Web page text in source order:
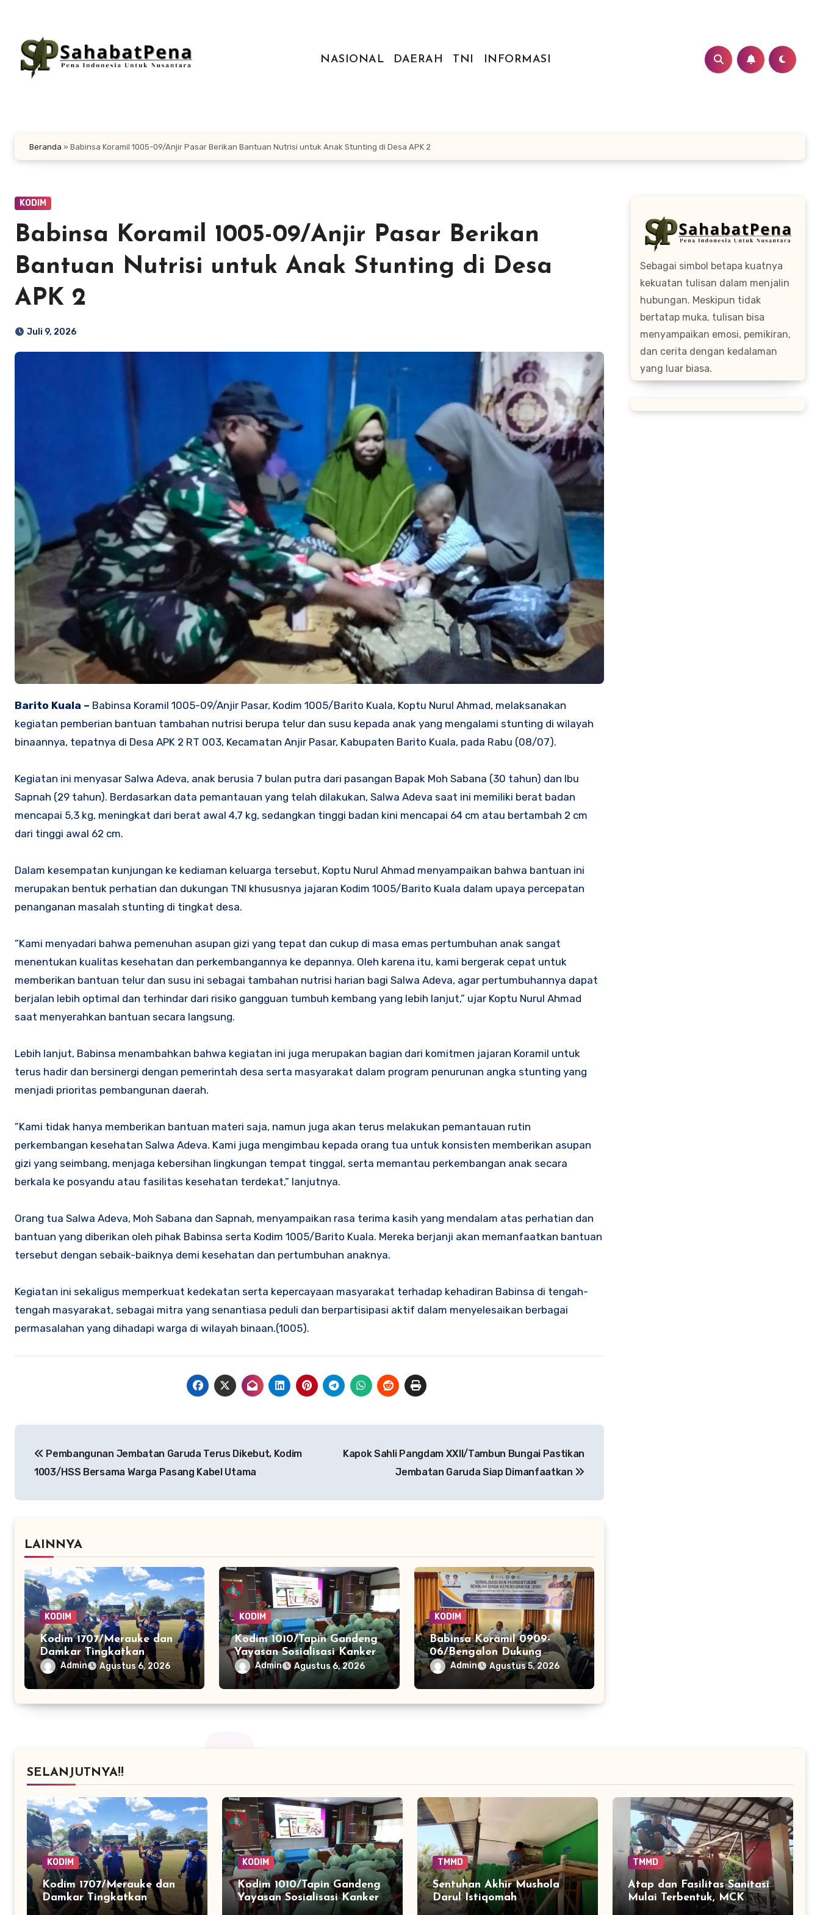
konten
NASIONAL
DAERAH TNI INFORMASI
Beranda » ‎Babinsa Koramil 1005-09/Anjir Pasar Berikan Bantuan Nutrisi untuk Anak Stunting di Desa APK 2
KODIM
‎Babinsa Koramil 1005-09/Anjir Pasar Berikan
Bantuan Nutrisi untuk Anak Stunting di Desa
APK 2
Juli 9, 2026
Barito Kuala – Babinsa Koramil 1005-09/Anjir Pasar, Kodim 1005/Barito Kuala, Koptu Nurul Ahmad, melaksanakan
kegiatan pemberian bantuan tambahan nutrisi berupa telur dan susu kepada anak yang mengalami stunting di wilayah
binaannya, tepatnya di Desa APK 2 RT 003, Kecamatan Anjir Pasar, Kabupaten Barito Kuala, pada Rabu (08/07).
‎Kegiatan ini menyasar Salwa Adeva, anak berusia 7 bulan putra dari pasangan Bapak Moh Sabana (30 tahun) dan Ibu
Sapnah (29 tahun). Berdasarkan data pemantauan yang telah dilakukan, Salwa Adeva saat ini memiliki berat badan
mencapai 5,3 kg, meningkat dari berat awal 4,7 kg, sedangkan tinggi badan kini mencapai 64 cm atau bertambah 2 cm
dari tinggi awal 62 cm.
‎Dalam kesempatan kunjungan ke kediaman keluarga tersebut, Koptu Nurul Ahmad menyampaikan bahwa bantuan ini
merupakan bentuk perhatian dan dukungan TNI khususnya jajaran Kodim 1005/Barito Kuala dalam upaya percepatan
penanganan masalah stunting di tingkat desa.
‎”Kami menyadari bahwa pemenuhan asupan gizi yang tepat dan cukup di masa emas pertumbuhan anak sangat
menentukan kualitas kesehatan dan perkembangannya ke depannya. Oleh karena itu, kami bergerak cepat untuk
memberikan bantuan telur dan susu ini sebagai tambahan nutrisi harian bagi Salwa Adeva, agar pertumbuhannya dapat
berjalan lebih optimal dan terhindar dari risiko gangguan tumbuh kembang yang lebih lanjut,” ujar Koptu Nurul Ahmad
saat menyerahkan bantuan secara langsung.
‎Lebih lanjut, Babinsa menambahkan bahwa kegiatan ini juga merupakan bagian dari komitmen jajaran Koramil untuk
terus hadir dan bersinergi dengan pemerintah desa serta masyarakat dalam program penurunan angka stunting yang
menjadi prioritas pembangunan daerah.
‎”Kami tidak hanya memberikan bantuan materi saja, namun juga akan terus melakukan pemantauan rutin
perkembangan kesehatan Salwa Adeva. Kami juga mengimbau kepada orang tua untuk konsisten memberikan asupan
gizi yang seimbang, menjaga kebersihan lingkungan tempat tinggal, serta memantau perkembangan anak secara
berkala ke posyandu atau fasilitas kesehatan terdekat,” lanjutnya.
‎Orang tua Salwa Adeva, Moh Sabana dan Sapnah, menyampaikan rasa terima kasih yang mendalam atas perhatian dan
bantuan yang diberikan oleh pihak Babinsa serta Kodim 1005/Barito Kuala. Mereka berjanji akan memanfaatkan bantuan
tersebut dengan sebaik-baiknya demi kesehatan dan pertumbuhan anaknya.
‎Kegiatan ini sekaligus memperkuat kedekatan serta kepercayaan masyarakat terhadap kehadiran Babinsa di tengah-
tengah masyarakat, sebagai mitra yang senantiasa peduli dan berpartisipasi aktif dalam menyelesaikan berbagai
permasalahan yang dihadapi warga di wilayah binaan.(1005).
pos Pembangunan Jembatan Garuda Terus Dikebut, Kodim
1003/HSS Bersama Warga Pasang Kabel Utama
Kapok Sahli Pangdam XXII/Tambun Bungai Pastikan
Jembatan Garuda Siap Dimanfaatkan
LAINNYA
KODIM
Kodim 1707/Merauke dan
Damkar Tingkatkan
Kesiapsiagaan Lewat
Pelatihan Pemadaman
Kebakaran
Admin Agustus 6, 2026
KODIM
Kodim 1010/Tapin Gandeng
Yayasan Sosialisasi Kanker
Indonesia Edukasi Personel
dan Persit
Admin Agustus 6, 2026
KODIM
Babinsa Koramil 0909-
06/Bengalon Dukung
Pembentukan Sekolah Siaga
Kependudukan di Kutai
Timur
Admin Agustus 5, 2026
Sebagai simbol betapa kuatnya
kekuatan tulisan dalam menjalin
hubungan. Meskipun tidak
bertatap muka, tulisan bisa
menyampaikan emosi, pemikiran,
dan cerita dengan kedalaman
yang luar biasa.
SELANJUTNYA!!
KODIM
Kodim 1707/Merauke dan
Damkar Tingkatkan
Kesiapsiagaan Lewat
KODIM
Kodim 1010/Tapin Gandeng
Yayasan Sosialisasi Kanker
Indonesia Edukasi Personel
TMMD
Sentuhan Akhir Mushola
Darul Istiqomah
Menguatkan Harapan
TMMD
Atap dan Fasilitas Sanitasi
Mulai Terbentuk, MCK
TMMD Tamban Bangun